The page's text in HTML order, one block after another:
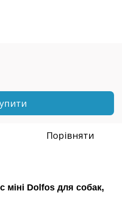
Порівняти
Dolfos для собак,